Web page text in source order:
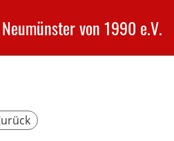
von 1990 e.V.